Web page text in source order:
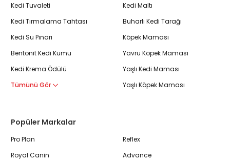
Kedi Tuvaleti
Kedi Tırmalama Tahtası
Kedi Su Pınarı
Bentonit Kedi Kumu
Kedi Krema Ödülü
Tümünü Gör
Kedi Maltı
Buharlı Kedi Tarağı
Köpek Maması
Yavru Köpek Maması
Yaşlı Kedi Maması
Yaşlı Köpek Maması
Popüler Markalar
Pro Plan
Royal Canin
Reflex
Advance